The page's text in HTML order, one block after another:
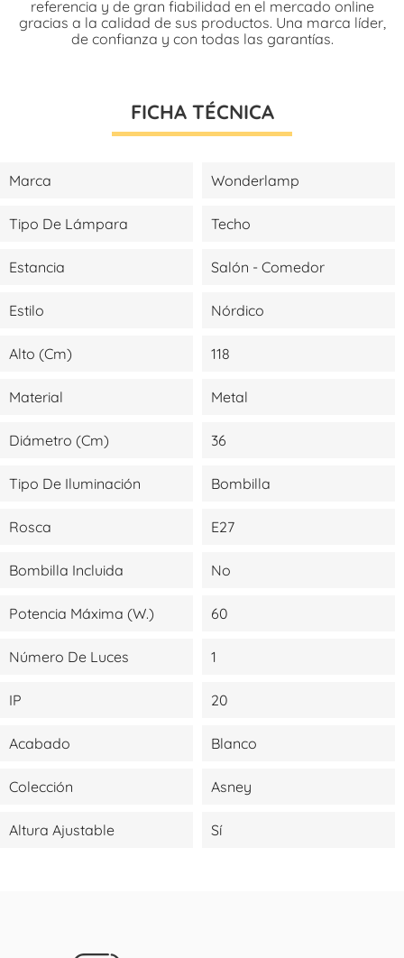
referencia y de gran fiabilidad en el mercado online
gracias a la calidad de sus productos. Una marca líder,
de confianza y con todas las garantías.
FICHA TÉCNICA
Marca Wonderlamp
Tipo De Lámpara Techo
Estancia Salón - Comedor
Estilo Nórdico
Alto (cm) 118
Material Metal
Diámetro (cm) 36
Tipo De Iluminación Bombilla
Rosca E27
Bombilla Incluida No
Potencia Máxima (W.) 60
Número De Luces 1
IP 20
Acabado Blanco
Colección Asney
Altura Ajustable Sí